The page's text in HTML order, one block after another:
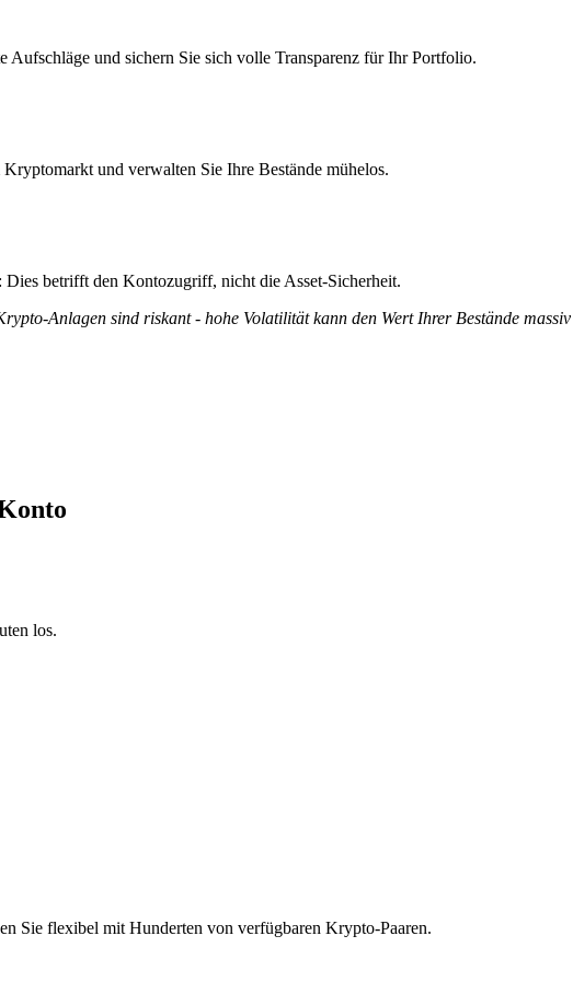
und sichern Sie sich volle Transparenz für Ihr Portfolio.
und verwalten Sie Ihre Bestände mühelos.
betrifft den Kontozugriff, nicht die Asset-Sicherheit.
Anlagen sind riskant - hohe Volatilität kann den Wert Ihrer Bestände massiv
los.
Sie flexibel mit Hunderten von verfügbaren Krypto-Paaren.